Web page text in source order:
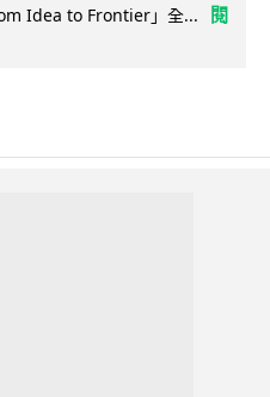
Idea to Frontier」全...
閱